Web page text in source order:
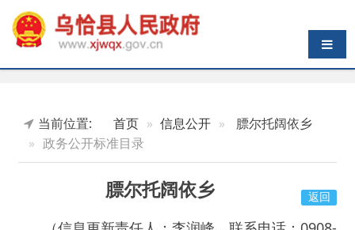
导航切换
政务公开标准目录
膘尔托阔依乡
（信息更新责任人：李润峰，联系电话：0908-
4613651）